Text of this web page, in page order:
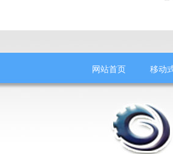
网站首页 移动